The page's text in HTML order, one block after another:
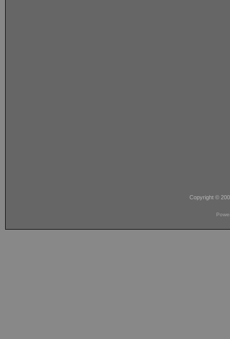
Copyright ©